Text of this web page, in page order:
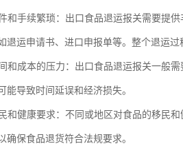
和手续繁琐：出口食品退运报关需要提
退运申请书、进口申报单等。整个退运过
和成本的压力：出口食品退运报关一般
能导致时间延误和经济损失。
和健康要求：不同或地区对食品的移民
确保食品退货符合法规要求。